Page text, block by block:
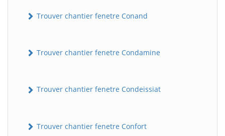
Trouver chantier fenetre Conand
Trouver chantier fenetre Condamine
Trouver chantier fenetre Condeissiat
Trouver chantier fenetre Confort